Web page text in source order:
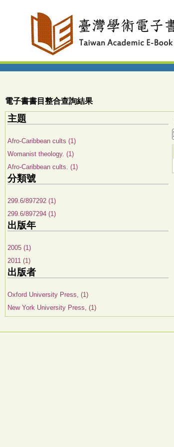
電子書書目整合查詢結果
主題
Afro-Caribbean cults (1)
Womanist theology. (1)
Afro-Caribbean cults. (1)
分類號
299.6/897292 (1)
299.6/897294 (1)
出版年
2005 (1)
2011 (1)
出版者
Oxford University Press, (1)
New York University Press, (1)